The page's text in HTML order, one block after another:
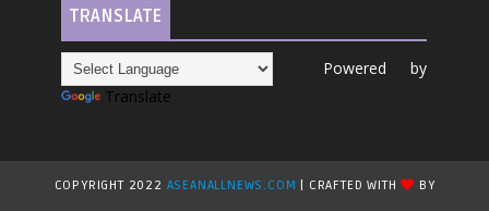
TRANSLATE
Powered by
Translate
COPYRIGHT 2022 ASEANALLNEWS.COM | CRAFTED WITH
BY